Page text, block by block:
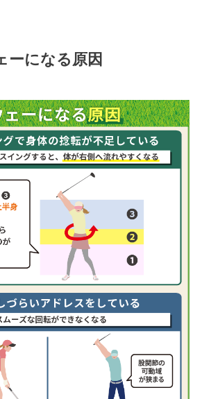
ーになる原因